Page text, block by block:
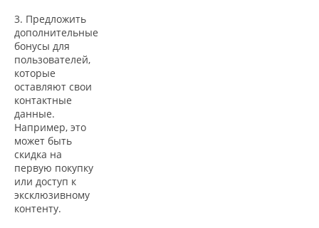
3. Предложить
дополнительные
бонусы для
пользователей,
которые
оставляют свои
контактные
данные.
Например, это
может быть
скидка на
первую покупку
или доступ к
эксклюзивному
контенту.